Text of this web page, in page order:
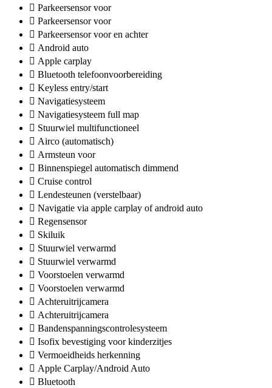
Parkeersensor voor
Parkeersensor voor
Parkeersensor voor en achter
Android auto
Apple carplay
Bluetooth telefoonvoorbereiding
Keyless entry/start
Navigatiesysteem
Navigatiesysteem full map
Stuurwiel multifunctioneel
Airco (automatisch)
Armsteun voor
Binnenspiegel automatisch dimmend
Cruise control
Lendesteunen (verstelbaar)
Navigatie via apple carplay of android auto
Regensensor
Skiluik
Stuurwiel verwarmd
Stuurwiel verwarmd
Voorstoelen verwarmd
Voorstoelen verwarmd
Achteruitrijcamera
Achteruitrijcamera
Bandenspanningscontrolesysteem
Isofix bevestiging voor kinderzitjes
Vermoeidheids herkenning
Apple Carplay/Android Auto
Bluetooth